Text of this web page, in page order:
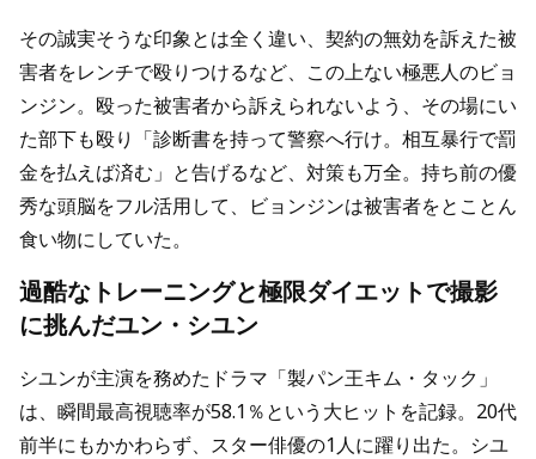
その誠実そうな印象とは全く違い、契約の無効を訴えた被
害者をレンチで殴りつけるなど、この上ない極悪人のビョ
ンジン。殴った被害者から訴えられないよう、その場にい
た部下も殴り「診断書を持って警察へ行け。相互暴行で罰
金を払えば済む」と告げるなど、対策も万全。持ち前の優
秀な頭脳をフル活用して、ビョンジンは被害者をとことん
食い物にしていた。
過酷なトレーニングと極限ダイエットで撮影
に挑んだユン・シユン
シユンが主演を務めたドラマ「製パン王キム・タック」
は、瞬間最高視聴率が58.1％という大ヒットを記録。20代
前半にもかかわらず、スター俳優の1人に躍り出た。シユ